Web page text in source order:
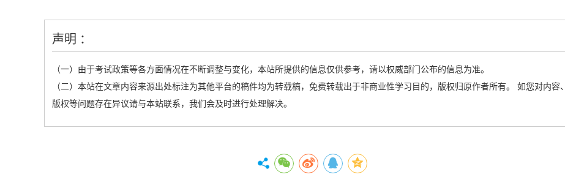
声明 ：
（一）由于考试政策等各方面情况在不断调整与变化，本站所提供的信息仅供参考，请以权威部门公布的信息为准。
（二）本站在文章内容来源出处标注为其他平台的稿件均为转载稿，免费转载出于非商业性学习目的，版权归原作者所有。 如您对内容、
版权等问题存在异议请与本站联系，我们会及时进行处理解决。